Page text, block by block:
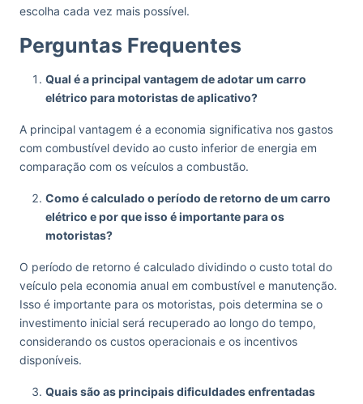
escolha cada vez mais possível.
Perguntas Frequentes
Qual é a principal vantagem de adotar um carro
elétrico para motoristas de aplicativo?
A principal vantagem é a economia significativa nos gastos
com combustível devido ao custo inferior de energia em
comparação com os veículos a combustão.
Como é calculado o período de retorno de um carro
elétrico e por que isso é importante para os
motoristas?
O período de retorno é calculado dividindo o custo total do
veículo pela economia anual em combustível e manutenção.
Isso é importante para os motoristas, pois determina se o
investimento inicial será recuperado ao longo do tempo,
considerando os custos operacionais e os incentivos
disponíveis.
Quais são as principais dificuldades enfrentadas